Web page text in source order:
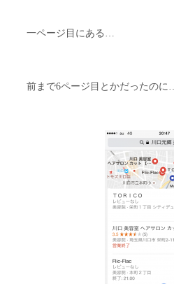
一ページ目にある…
前まで6ページ目とかだったのに…